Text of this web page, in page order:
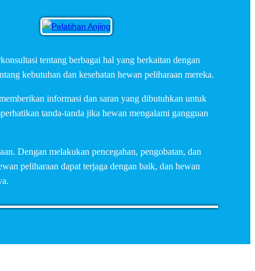
tentang berbagai hal yang berkaitan dengan
kebutuhan dan kesehatan hewan peliharaan mereka.
informasi dan saran yang dibutuhkan untuk
tanda-tanda jika hewan mengalami gangguan
Dengan melakukan pencegahan, pengobatan, dan
peliharaan dapat terjaga dengan baik, dan hewan